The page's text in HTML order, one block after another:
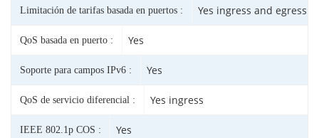
Limitación de tarifas basada en puertos : Yes ingress and egress
QoS basada en puerto : Yes
Soporte para campos IPv6 : Yes
QoS de servicio diferencial : Yes ingress
IEEE 802.1p COS : Yes